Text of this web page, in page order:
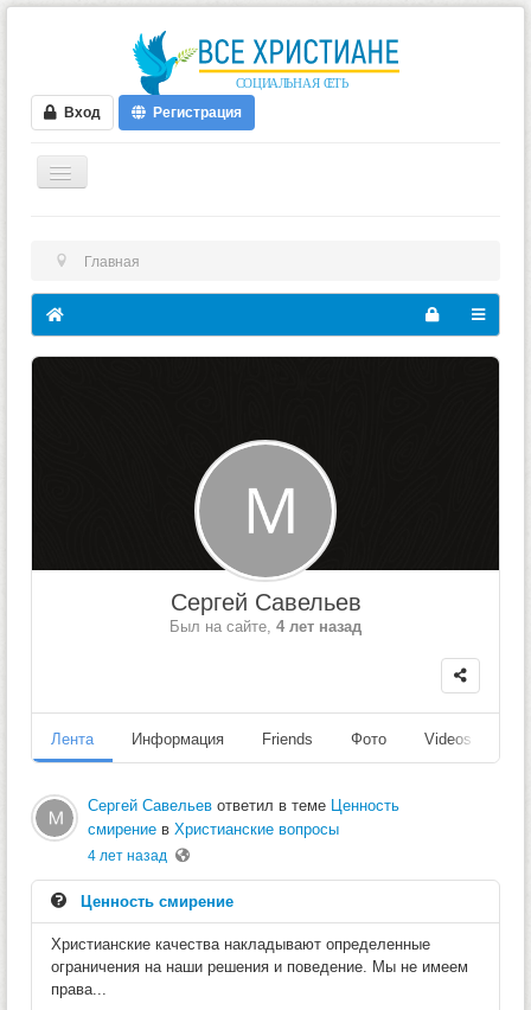
Вход Регистрация
ФОРУМ
ВИДЕО
БЛОГИ
Главная
Сергей Савельев
Был на сайте, 4 лет назад
Лента Информация Friends Фото Videos
Сергей Савельев ответил в теме Ценность
смирение в Христианские вопросы
4 лет назад
Ценность смирение
Христианские качества накладывают определенные
ограничения на наши решения и поведение. Мы не имеем
права...